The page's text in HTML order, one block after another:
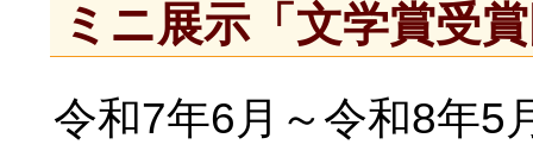
ミニ展示「文学賞受
令和7年6月～令和8年5